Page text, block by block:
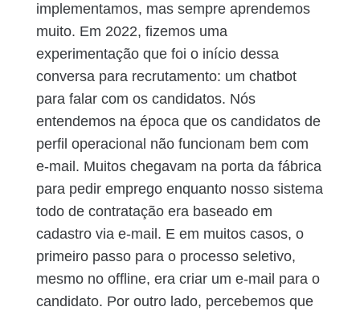
implementamos, mas sempre aprendemos
muito. Em 2022, fizemos uma
experimentação que foi o início dessa
conversa para recrutamento: um chatbot
para falar com os candidatos. Nós
entendemos na época que os candidatos de
perfil operacional não funcionam bem com
e-mail. Muitos chegavam na porta da fábrica
para pedir emprego enquanto nosso sistema
todo de contratação era baseado em
cadastro via e-mail. E em muitos casos, o
primeiro passo para o processo seletivo,
mesmo no offline, era criar um e-mail para o
candidato. Por outro lado, percebemos que